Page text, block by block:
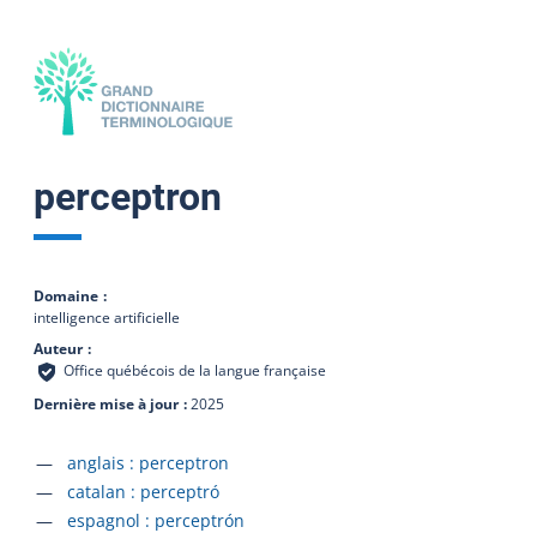
perceptron
Domaine
intelligence artificielle
Auteur
Office québécois de la langue française
Dernière mise à jour 2025
Accéder à la fiche en
anglais : perceptron
Accéder à la fiche en
catalan : perceptró
Accéder à la fiche en
espagnol : perceptrón